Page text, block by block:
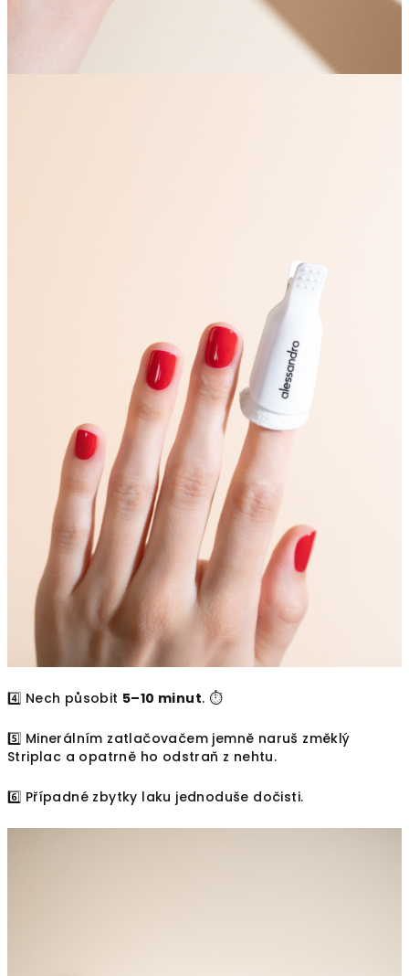
4️⃣ Nech působit 5–10 minut. ⏱️
5️⃣ Minerálním zatlačovačem jemně naruš změklý
Striplac a opatrně ho odstraň z nehtu.
6️⃣ Případné zbytky laku jednoduše dočisti.